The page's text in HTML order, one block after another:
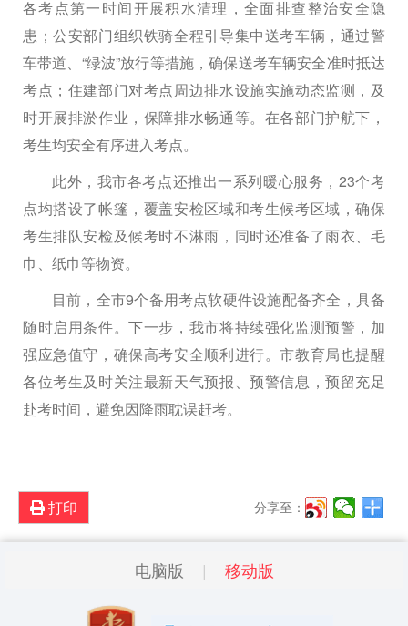
各考点第一时间开展积水清理，全面排查整治安全隐
患；公安部门组织铁骑全程引导集中送考车辆，通过警
车带道、“绿波”放行等措施，确保送考车辆安全准时抵达
考点；住建部门对考点周边排水设施实施动态监测，及
时开展排淤作业，保障排水畅通等。在各部门护航下，
考生均安全有序进入考点。
此外，我市各考点还推出一系列暖心服务，23个考
点均搭设了帐篷，覆盖安检区域和考生候考区域，确保
考生排队安检及候考时不淋雨，同时还准备了雨衣、毛
巾、纸巾等物资。
目前，全市9个备用考点软硬件设施配备齐全，具备
随时启用条件。下一步，我市将持续强化监测预警，加
强应急值守，确保高考安全顺利进行。市教育局也提醒
各位考生及时关注最新天气预报、预警信息，预留充足
赴考时间，避免因降雨耽误赶考。
打印 分享至：
电脑版 移动版